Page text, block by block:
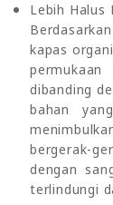
Lebih Halus
kapas
dibanding
bahan
bergerak-
dengan
terlindungi